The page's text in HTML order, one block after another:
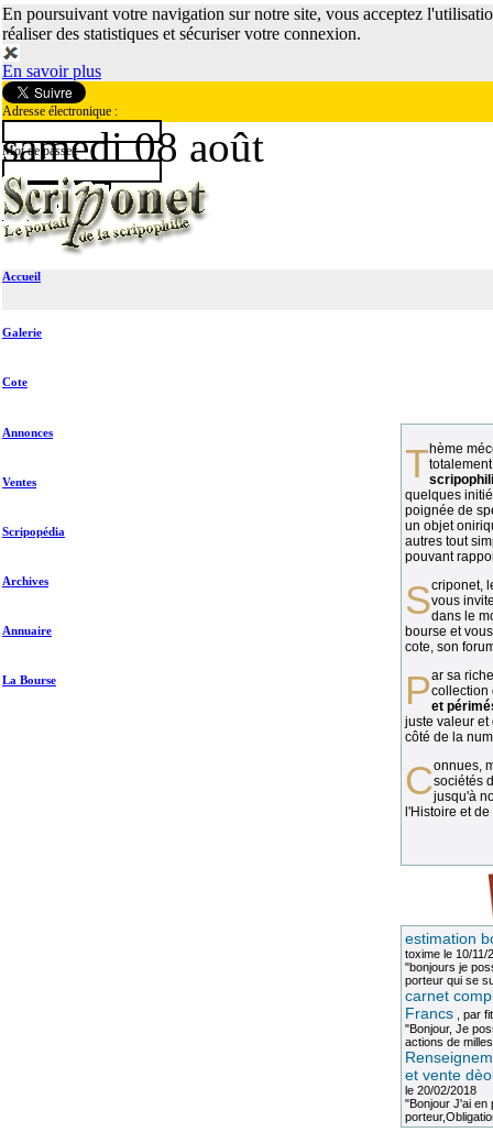
En poursuivant votre navigation sur notre site, vous acceptez
réaliser des statistiques et sécuriser votre connexion.
En savoir plus
Adresse électronique :
Mot de passe :
samedi 08 août
Accueil
Galerie
Cote
Annonces
Ventes
Scripopédia
Archives
Annuaire
La Bourse
Thème méconnu des collectionneurs et
quelques
poignée de
un objet
autres tout
pouvant
vous
dans le
bourse et
cote, son
Par sa richesse et sa diversité, lacollection
et
juste valeur et
côté de la
Connues, méconnues, ou inconnues, lessociétés
jusqu'à
l'Histoire et
estimation
toximele 10/11/
"bonjours je
porteur qui se
carnet
Francs, par
"Bonjour, Je
actions de
et vente
le 20/02/2018
"Bonjour J'ai en